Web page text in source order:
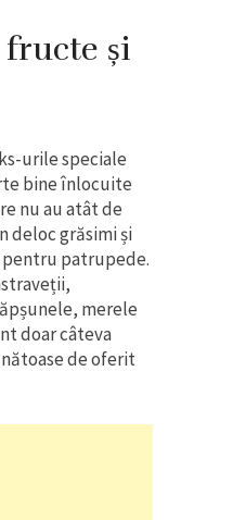
fructe și
urile speciale
bine înlocuite
nu au atât de
deloc grăsimi și
patrupede.
merele
doar câteva
de oferit